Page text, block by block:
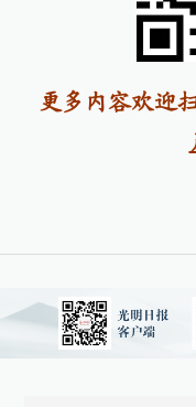
更多内容欢迎